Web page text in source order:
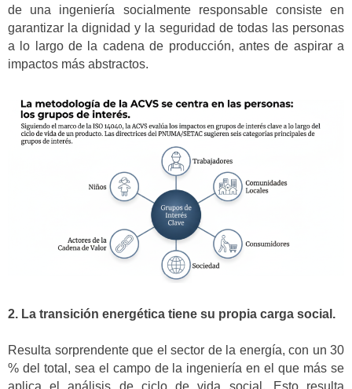
de una ingeniería socialmente responsable consiste en
garantizar la dignidad y la seguridad de todas las personas
a lo largo de la cadena de producción, antes de aspirar a
impactos más abstractos.
2. La transición energética tiene su propia carga social.
Resulta sorprendente que el sector de la energía, con un 30
% del total, sea el campo de la ingeniería en el que más se